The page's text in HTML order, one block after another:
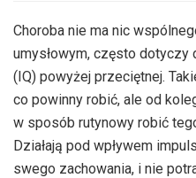
Choroba nie ma nic
umysłowym, często
(IQ) powyżej przeciętnej.
co powinny robić, ale od
w sposób rutynowy robić
Działają pod wpływem
swego zachowania, i nie